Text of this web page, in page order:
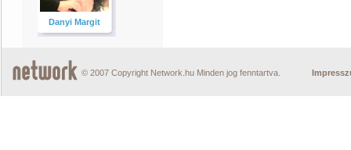
Danyi Margit
© 2007 Copyright Network.hu Minden jog fenntartva.